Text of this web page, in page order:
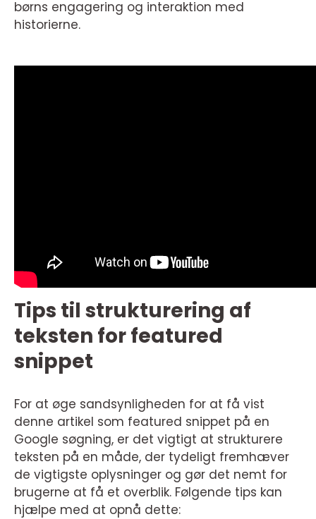
børns engagering og interaktion med
historierne.
Tips til strukturering af
teksten for featured
snippet
For at øge sandsynligheden for at få vist
denne artikel som featured snippet på en
Google søgning, er det vigtigt at strukturere
teksten på en måde, der tydeligt fremhæver
de vigtigste oplysninger og gør det nemt for
brugerne at få et overblik. Følgende tips kan
hjælpe med at opnå dette: